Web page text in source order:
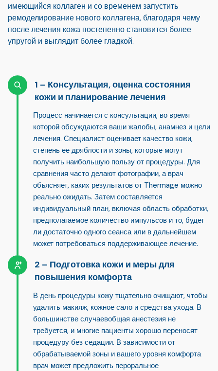
имеющийся коллаген и со временем запустить
ремоделирование нового коллагена, благодаря чему
после лечения кожа постепенно становится более
упругой и выглядит более гладкой.
Консультация, оценка состояния
кожи и планирование лечения
Процесс начинается с консультации, во время
которой обсуждаются ваши жалобы, анамнез и цели
лечения. Специалист оценивает качество кожи,
степень ее дряблости и зоны, которые могут
получить наибольшую пользу от процедуры. Для
сравнения часто делают фотографии, а врач
объясняет, каких результатов от Thermage можно
реально ожидать. Затем составляется
индивидуальный план, включая область обработки,
предполагаемое количество импульсов и то, будет
ли достаточно одного сеанса или в дальнейшем
может потребоваться поддерживающее лечение.
Подготовка кожи и меры для
повышения комфорта
В день процедуры кожу тщательно очищают, чтобы
удалить макияж, кожное сало и средства ухода. В
большинстве случаевобщая анестезия не
требуется, и многие пациенты хорошо переносят
процедуру без седации. В зависимости от
обрабатываемой зоны и вашего уровня комфорта
врач может предложить пероральное